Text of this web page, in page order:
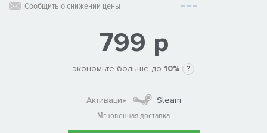
Сообщить о снижении цены
799 р
экономьте больше до 10% ?
Активация:
Steam
Мгновенная доставка